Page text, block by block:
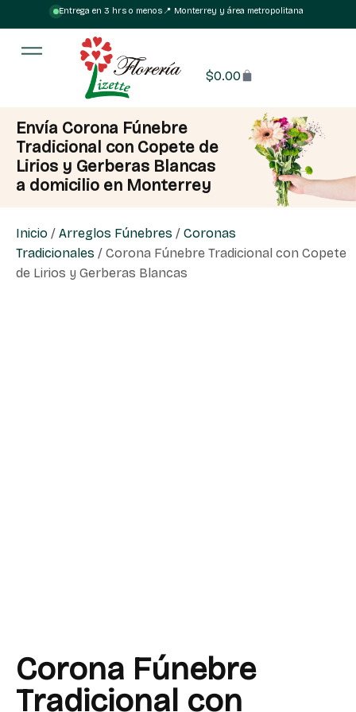
Entrega en 3 hrs o menos·📍 Monterrey y área metropolitana
$0.00
Envía Corona Fúnebre
Tradicional con Copete de
Lirios y Gerberas Blancas
a domicilio en Monterrey
Inicio / Arreglos Fúnebres / Coronas
Tradicionales / Corona Fúnebre Tradicional con Copete
de Lirios y Gerberas Blancas
Corona Fúnebre
Tradicional con